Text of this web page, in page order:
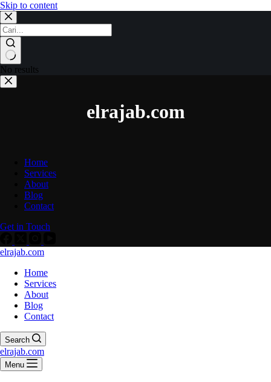
Skip to content
No results
elrajab.com
Home
Services
About
Blog
Contact
Get in Touch
elrajab.com
Home
Services
About
Blog
Contact
Search
elrajab.com
Menu